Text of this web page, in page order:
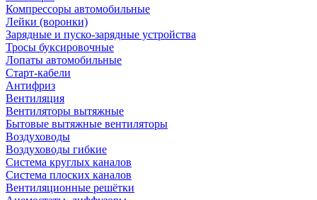
Компрессоры автомобильные
Лейки (воронки)
Зарядные и пуско-зарядные устройства
Тросы буксировочные
Лопаты автомобильные
Старт-кабели
Антифриз
Вентиляция
Вентиляторы вытяжные
Бытовые вытяжные вентиляторы
Воздуховоды
Воздуховоды гибкие
Система круглых каналов
Система плоских каналов
Вентиляционные решётки